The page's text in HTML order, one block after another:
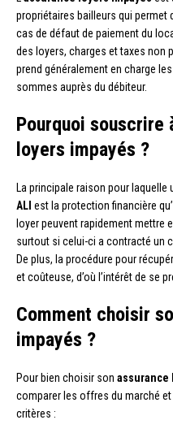
propriétaires bailleurs qui
cas de défaut de paiement du
des loyers, charges et taxes non
prend généralement en charge
sommes auprès du débiteur.
Pourquoi souscrire
loyers impayés ?
La principale raison pour
ALI est la protection financière
loyer peuvent rapidement mettre
surtout si celui-ci a contracté un
De plus, la procédure pour
et coûteuse, d’où l’intérêt de se
Comment choisir
impayés ?
Pour bien choisir son assurance
comparer les offres du marché
critères :